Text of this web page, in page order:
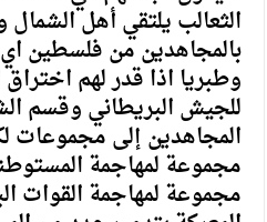
الثعالب يلتقي أهل
بالمجاهدين من فلسطين
وطبريا اذا قدر لهم اختراق
للجيش البريطاني وقسم
المجاهدين إلى مجموعات
مجموعة لمهاجمة
مجموعة لمهاجمة القوات